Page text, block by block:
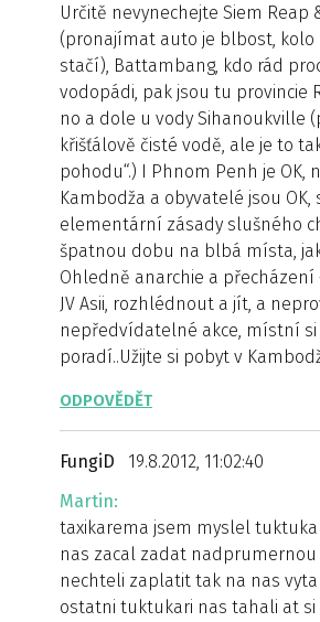
Určitě nevynechejte Siem Reap
(pronajímat auto je blbost,
stačí), Battambang, kdo rád
vodopádi, pak jsou tu provincie
no a dole u vody Sihanoukville
křišťálově čisté vodě, ale je to
pohodu“.) I Phnom Penh je OK,
Kambodža a obyvatelé jsou
elementární zásady slušného
špatnou dobu na blbá místa,
Ohledně anarchie a přecházení
JV Asii, rozhlédnout a jít, a
nepředvídatelné akce, místní
poradí..Užijte si pobyt v
ODPOVĚDĚT
FungiD
19.8.2012, 11:02:40
Martin:
taxikarema jsem myslel
nas zacal zadat nadprumernou
nechteli zaplatit tak na nas
ostatni tuktukari nas tahali at si